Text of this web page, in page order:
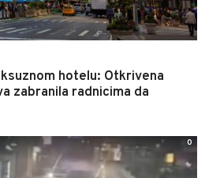
hotelu: Otkrivena
zabranila radnicima da
0